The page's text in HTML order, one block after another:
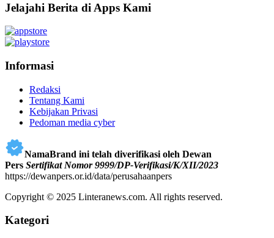
Jelajahi Berita di Apps Kami
Informasi
Redaksi
Tentang Kami
Kebijakan Privasi
Pedoman media cyber
NamaBrand ini telah diverifikasi oleh Dewan
Pers Sertifikat Nomor 9999/DP-Verifikasi/K/XII/2023
https://dewanpers.or.id/data/perusahaanpers
Copyright © 2025 Linteranews.com. All rights reserved.
Kategori